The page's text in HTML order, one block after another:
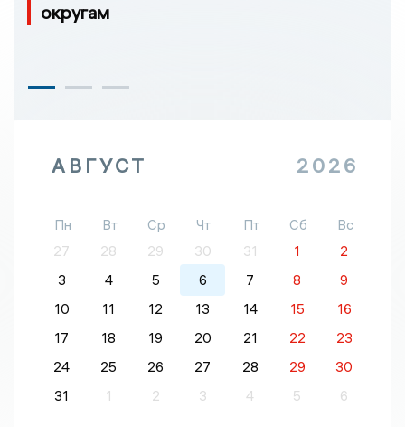
округам
АВГУСТ 2026
Пн Вт Ср Чт Пт Сб
Вс
27
28 29 30 31 1
2
3
4 5 6 7 8
9
10
11 12 13 14 15
16
17
18 19 20 21 22
23
24
25 26 27 28 29
30
31
1 2 3 4 5 6